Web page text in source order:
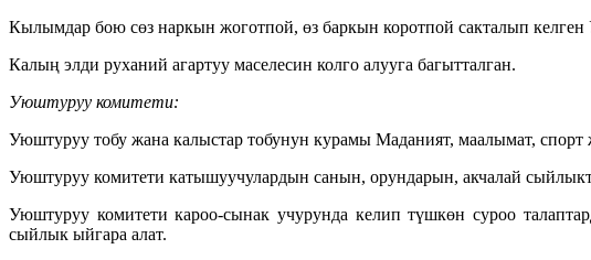
Кылымдар бою сөз наркын жоготпой, өз баркын коротпой сакталып
Калың элди руханий агартуу маселесин колго алууга багытталган.
Уюштуруу комитети:
Уюштуруу тобу жана калыстар тобунун курамы Маданият, маалымат,
Уюштуруу комитети катышуучулардын санын, орундарын, акчалай
Уюштуруу комитети кароо-сынак учурунда келип түшкөн суроо
сыйлык ыйгара алат.